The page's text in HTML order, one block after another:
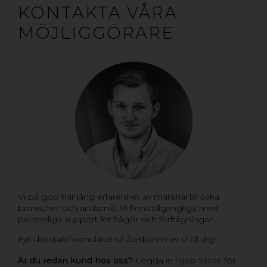
KONTAKTA VÅRA
MÖJLIGGÖRARE
Vi på gop har lång erfarenhet av material till olika
branscher och ändamål. Vi finns tillgängliga med
personliga support för frågor och förfrågningar!
Fyll i kontaktformuläret så återkommer vi till dig!
Är du redan kund hos oss? Logga in i gop Store för